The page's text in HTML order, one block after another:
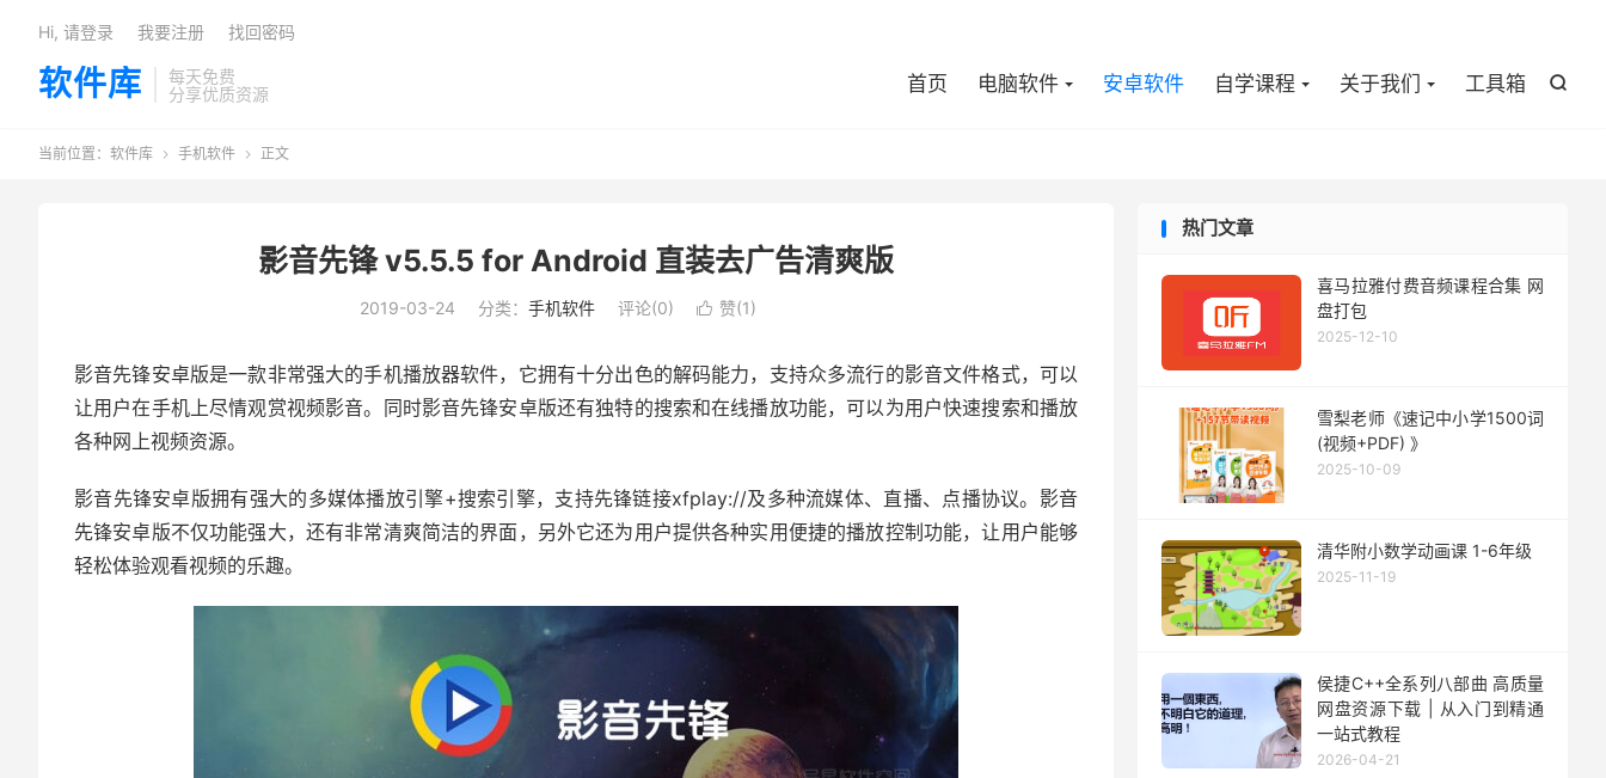
软件库
每天免费
分享优质资源

首页 电脑软件 安卓软件 自学课程 关于我们 工具箱
Hi, 请登录 我要注册 找回密码
当前位置： 软件库  手机软件  正文
影音先锋 v5.5.5 for Android 直装去广告清爽版
2019-03-24 分类： 手机软件 评论(0)  赞(1)
影音先锋安卓版是一款非常强大的手机播放器软件，它拥有十分出色的解码能力，支持众多流行的影音文件格式，可以
让用户在手机上尽情观赏视频影音。同时影音先锋安卓版还有独特的搜索和在线播放功能，可以为用户快速搜索和播放
各种网上视频资源。
影音先锋安卓版拥有强大的多媒体播放引擎+搜索引擎，支持先锋链接xfplay://及多种流媒体、直播、点播协议。影音
先锋安卓版不仅功能强大，还有非常清爽简洁的界面，另外它还为用户提供各种实用便捷的播放控制功能，让用户能够
轻松体验观看视频的乐趣。
热门文章
喜马拉雅付费音频课程合集 网
盘打包
2025-12-10
雪梨老师《速记中小学1500词
(视频+PDF) 》
2025-10-09
清华附小数学动画课 1-6年级
2025-11-19
侯捷C++全系列八部曲 高质量
网盘资源下载 | 从入门到精通
一站式教程
2026-04-21